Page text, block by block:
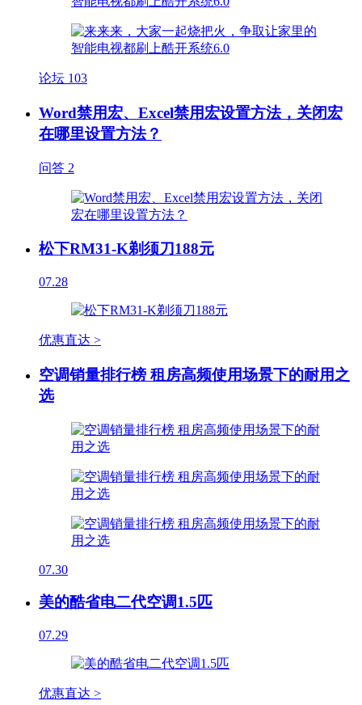
论坛 103
Word禁用宏、Excel禁用宏设置方法，关闭宏
在哪里设置方法？
问答 2
松下RM31-K剃须刀188元
07.28
优惠直达 >
空调销量排行榜 租房高频使用场景下的耐用之
选
07.30
美的酷省电二代空调1.5匹
07.29
优惠直达 >